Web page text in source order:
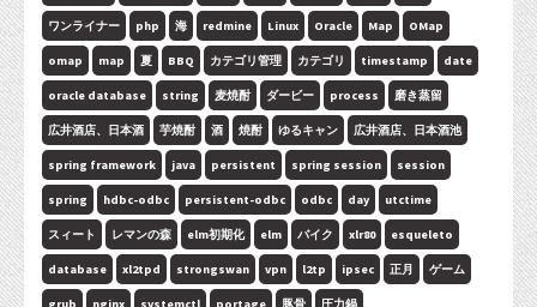
ワンライナー php 海 redmine Linux Oracle Map OMap
omap map 夏 BBQ カテゴリ管理 カテゴリ timestamp date
oracle database string 麦焼酎 ダービー process 磨き蒸留
広井酒店、日本酒 芋焼酎 酒 焼酎 ゆるキャン 広井酒店、日本酒池
spring framework java persistent spring session session
spring hdbc-odbc persistent-odbc odbc day utctime
スィート レマンの森 elm初期化 elm バイク xlr80 esqueleto
database xl2tpd strongswan vpn l2tp ipsec 正月 ゲーム